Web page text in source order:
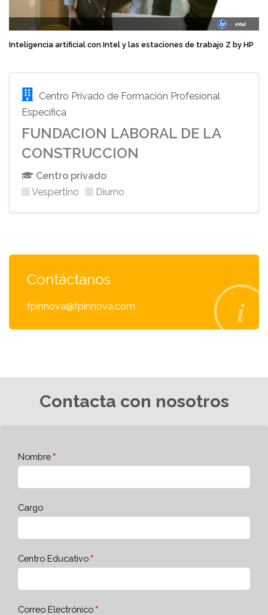
Inteligencia artificial con Intel y las estaciones de trabajo Z by HP
Centro Privado de Formación Profesional
Específica
FUNDACION LABORAL DE LA
CONSTRUCCION
Centro privado
Vespertino
Diurno
Contáctanos
fpinnova@fpinnova.com
Contacta con nosotros
Nombre
Cargo
Centro Educativo
Correo Electrónico